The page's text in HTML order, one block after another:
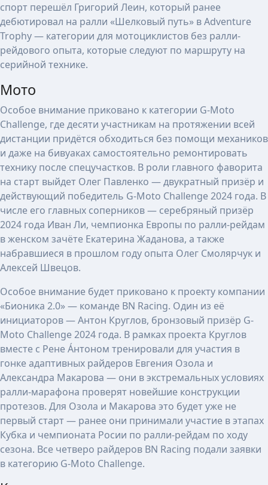
спорт перешёл Григорий Леин, который ранее
дебютировал на ралли «Шелковый путь» в Adventure
Trophy — категории для мотоциклистов без ралли-
рейдового опыта, которые следуют по маршруту на
серийной технике.
Мото
Особое внимание приковано к категории G-Moto
Challenge, где десяти участникам на протяжении всей
дистанции придётся обходиться без помощи механиков
и даже на бивуаках самостоятельно ремонтировать
технику после спецучастков. В роли главного фаворита
на старт выйдет Олег Павленко — двукратный призёр и
действующий победитель G-Moto Challenge 2024 года. В
числе его главных соперников — серебряный призёр
2024 года Иван Ли, чемпионка Европы по ралли-рейдам
в женском зачёте Екатерина Жаданова, а также
набравшиеся в прошлом году опыта Олег Смолярчук и
Алексей Швецов.
Особое внимание будет приковано к проекту компании
«Бионика 2.0» — команде BN Racing. Один из её
инициаторов — Антон Круглов, бронзовый призёр G-
Moto Challenge 2024 года. В рамках проекта Круглов
вместе с Рене Áнтоном тренировали для участия в
гонке адаптивных райдеров Евгения Озола и
Александра Макарова — они в экстремальных условиях
ралли-марафона проверят новейшие конструкции
протезов. Для Озола и Макарова это будет уже не
первый старт — ранее они принимали участие в этапах
Кубка и чемпионата Росии по ралли-рейдам по ходу
сезона. Все четверо райдеров BN Racing подали заявки
в категорию G-Moto Challenge.